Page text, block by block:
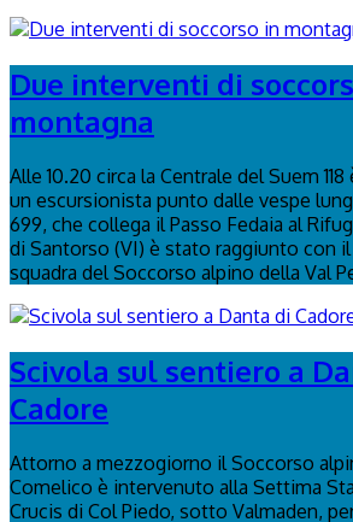
Due interventi di
montagna
Alle 10.20 circa la Centrale del Suem
un escursionista punto dalle vespe
699, che collega il Passo Fedaia al
di Santorso (VI) è stato raggiunto con
squadra del Soccorso alpino della Val
Scivola sul sentiero a
Cadore
Attorno a mezzogiorno il Soccorso
Comelico è intervenuto alla Settima
Crucis di Col Piedo, sotto Valmaden,